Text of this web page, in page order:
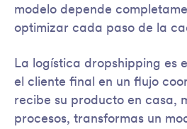
modelo depende
optimizar cada paso de la
La logística dropshipping es
el cliente final en un flujo
recibe su producto en casa,
procesos, transformas un